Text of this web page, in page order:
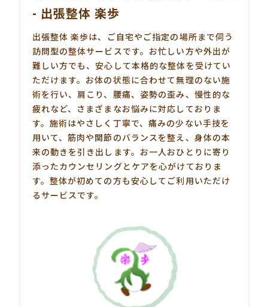
- 出張整体 楽歩
出張整体 楽歩は、ご自宅やご指定の場所まで伺う
訪問型の整体サービスです。お忙しい方や外出が
難しい方でも、安心して本格的な整体を受けてい
ただけます。お体の状態に合わせて無理のない施
術を行い、肩こり、腰痛、姿勢の歪み、慢性的な
疲れなど、さまざまなお悩みに対応しておりま
す。施術はやさしく丁寧で、痛みの少ない手技を
用いて、筋肉や関節のバランスを整え、身体の本
来の動きを引き出します。お一人おひとりに寄り
添ったカウンセリングとケアを心がけておりま
す。整体が初めての方も安心してご利用いただけ
るサービスです。